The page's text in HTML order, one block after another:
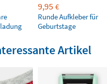
9,95 €
Runde Aufkleber für
Geburtstage
Artikel